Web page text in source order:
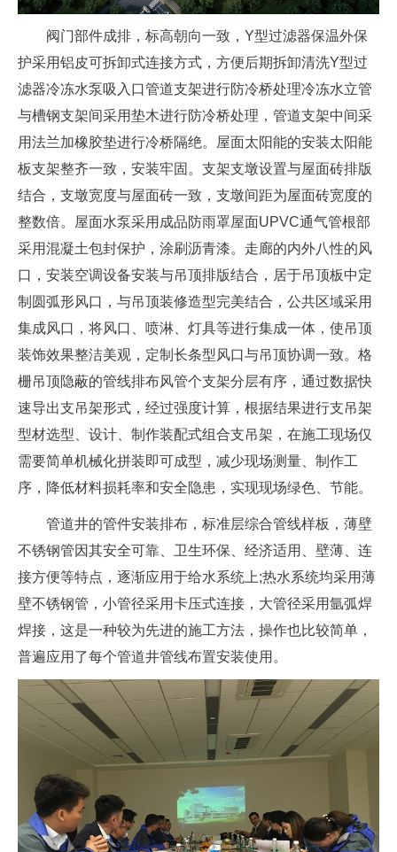
阀门部件成排，标高朝向一致，Y型过滤器保温外保
护采用铝皮可拆卸式连接方式，方便后期拆卸清洗Y型过
滤器冷冻水泵吸入口管道支架进行防冷桥处理冷冻水立管
与槽钢支架间采用垫木进行防冷桥处理，管道支架中间采
用法兰加橡胶垫进行冷桥隔绝。屋面太阳能的安装太阳能
板支架整齐一致，安装牢固。支架支墩设置与屋面砖排版
结合，支墩宽度与屋面砖一致，支墩间距为屋面砖宽度的
整数倍。屋面水泵采用成品防雨罩屋面UPVC通气管根部
采用混凝土包封保护，涂刷沥青漆。走廊的内外八性的风
口，安装空调设备安装与吊顶排版结合，居于吊顶板中定
制圆弧形风口，与吊顶装修造型完美结合，公共区域采用
集成风口，将风口、喷淋、灯具等进行集成一体，使吊顶
装饰效果整洁美观，定制长条型风口与吊顶协调一致。格
栅吊顶隐蔽的管线排布风管个支架分层有序，通过数据快
速导出支吊架形式，经过强度计算，根据结果进行支吊架
型材选型、设计、制作装配式组合支吊架，在施工现场仅
需要简单机械化拼装即可成型，减少现场测量、制作工
序，降低材料损耗率和安全隐患，实现现场绿色、节能。
管道井的管件安装排布，标准层综合管线样板，薄壁
不锈钢管因其安全可靠、卫生环保、经济适用、壁薄、连
接方便等特点，逐渐应用于给水系统上;热水系统均采用薄
壁不锈钢管，小管径采用卡压式连接，大管径采用氩弧焊
焊接，这是一种较为先进的施工方法，操作也比较简单，
普遍应用了每个管道井管线布置安装使用。